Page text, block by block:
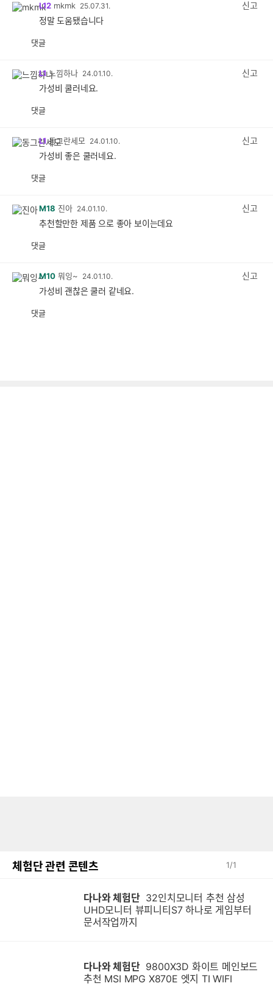
L12 mkmk 25.07.31.
신고
정말 도움됐습니다
댓글
L1 느낌하나 24.01.10.
신고
가성비 쿨러네요.
댓글
L1 동그란세모 24.01.10.
신고
가성비 좋은 쿨러네요.
댓글
M18 진아 24.01.10.
신고
추천할만한 제품 으로 좋아 보이는데요
댓글
M10 뭐잉~ 24.01.10.
신고
가성비 괜찮은 쿨러 같네요.
댓글
체험단 관련 콘텐츠 1/1
다나와 체험단
UHD모니터 뷰피니티S7 하나로 게임부터
문서작업까지
다나와 체험단
추천 MSI MPG X870E 엣지 TI WIFI